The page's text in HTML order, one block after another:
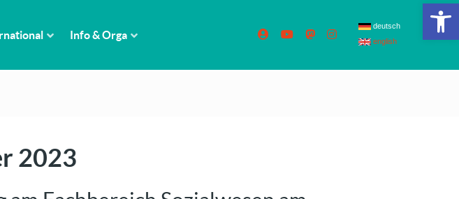
Info & Orga
deutsch
english
2023